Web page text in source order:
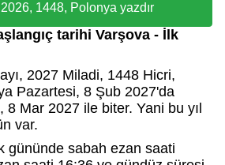
1448, Polonya yazdır
tarihi Varşova - İlk
2027 Miladi, 1448 Hicri,
Pazartesi, 8 Şub 2027'da
8 Mar 2027 ile biter. Yani bu yıl
var.
gününde sabah ezan saati